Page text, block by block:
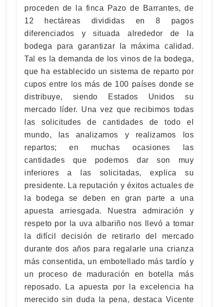
proceden de la finca Pazo de Barrantes, de
12 hectáreas divididas en 8 pagos
diferenciados y situada alrededor de la
bodega para garantizar la máxima calidad.
Tal es la demanda de los vinos de la bodega,
que ha establecido un sistema de reparto por
cupos entre los más de 100 países donde se
distribuye, siendo Estados Unidos su
mercado líder. Una vez que recibimos todas
las solicitudes de cantidades de todo el
mundo, las analizamos y realizamos los
repartos; en muchas ocasiones las
cantidades que podemos dar son muy
inferiores a las solicitadas, explica su
presidente. La reputación y éxitos actuales de
la bodega se deben en gran parte a una
apuesta arriesgada. Nuestra admiración y
respeto por la uva albariño nos llevó a tomar
la difícil decisión de retirarlo del mercado
durante dos años para regalarle una crianza
más consentida, un embotellado más tardío y
un proceso de maduración en botella más
reposado. La apuesta por la excelencia ha
merecido sin duda la pena, destaca Vicente